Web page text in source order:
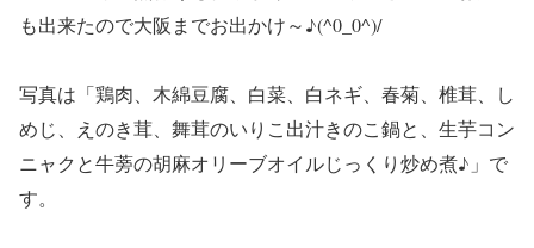
も出来たので大阪までお出かけ～♪(^0_0^)/
写真は「鶏肉、木綿豆腐、白菜、白ネギ、春菊、椎茸、し
めじ、え のき茸、舞茸のいりこ出汁きのこ鍋と、生芋コン
ニャクと牛蒡の胡麻オリーブオイルじっくり炒め煮♪」で
す。